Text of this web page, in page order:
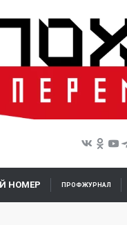
НОМЕР ПРОФЖУРНАЛ